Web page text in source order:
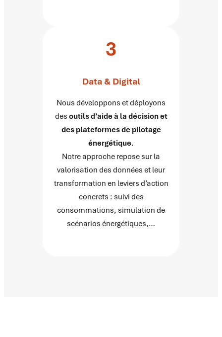
3
Data & Digital
Nous développons et déployons
des outils d’aide à la décision et
des plateformes de pilotage
énergétique.
Notre approche repose sur la
valorisation des données et leur
transformation en leviers d’action
concrets : suivi des
consommations, simulation de
scénarios énergétiques,…